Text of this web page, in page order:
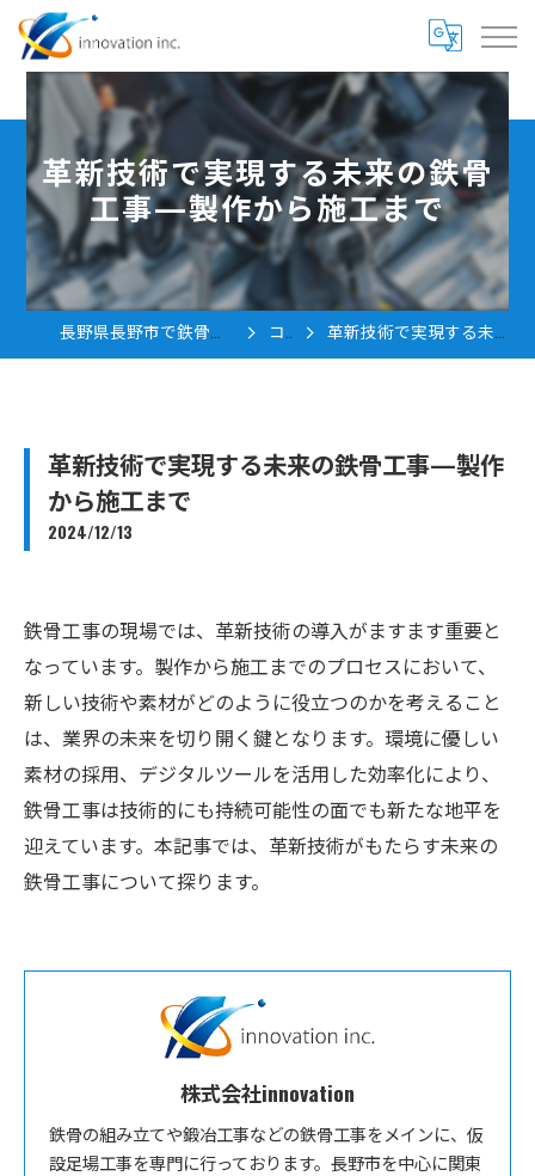
革新技術で実現する未来の鉄骨
工事—製作から施工まで
長野県長野市で鉄骨工事の求人なら株式会社innovation コラム 革新技術で実現する未来の鉄骨工事—製作から施工まで
革新技術で実現する未来の鉄骨工事—製作
から施工まで
2024/12/13
鉄骨工事の現場では、革新技術の導入がますます重要と
なっています。製作から施工までのプロセスにおいて、
新しい技術や素材がどのように役立つのかを考えること
は、業界の未来を切り開く鍵となります。環境に優しい
素材の採用、デジタルツールを活用した効率化により、
鉄骨工事は技術的にも持続可能性の面でも新たな地平を
迎えています。本記事では、革新技術がもたらす未来の
鉄骨工事について探ります。
株式会社innovation
鉄骨の組み立てや鍛冶工事などの鉄骨工事をメインに、仮
設足場工事を専門に行っております。長野市を中心に関東